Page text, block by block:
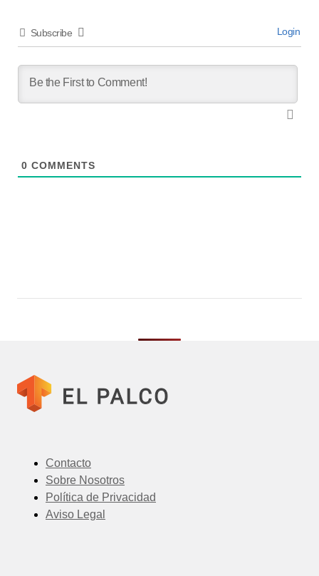
Subscribe Login
0 COMMENTS
Contacto
Sobre Nosotros
Política de Privacidad
Aviso Legal